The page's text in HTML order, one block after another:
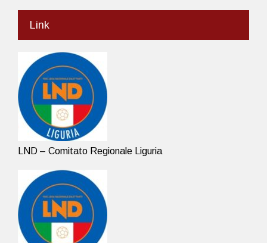
Link
LND – Comitato Regionale Liguria